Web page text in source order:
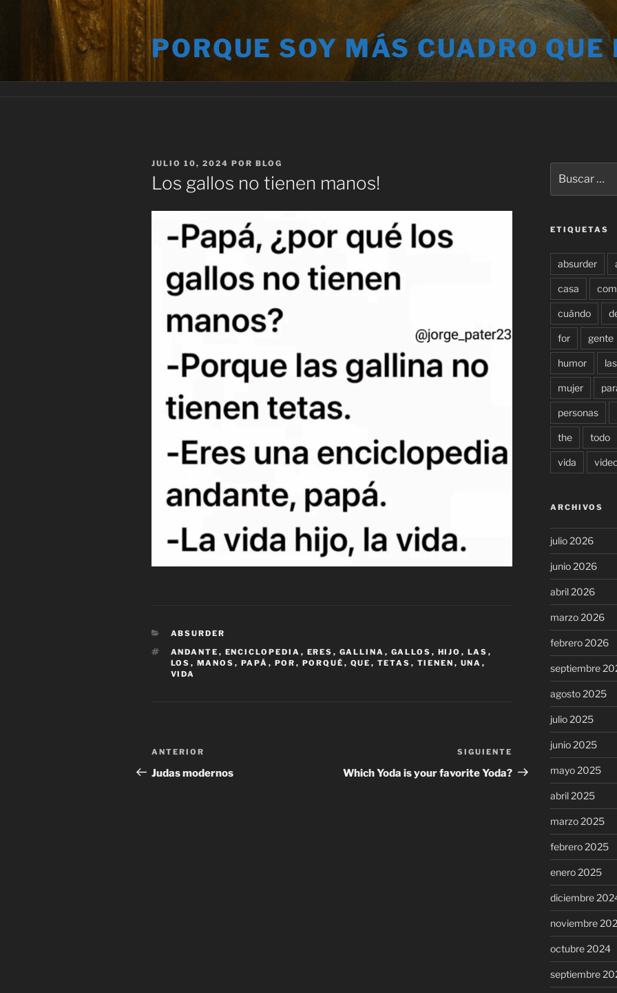
PORQUE SOY MÁS CUADRO QUE
PUBLICADO
EL
JULIO 10, 2024 POR BLOG
Los gallos no tienen manos!
CATEGORÍAS
ABSURDER
ETIQUETAS
ANDANTE , ENCICLOPEDIA , ERES , GALLINA , GALLOS , HIJO , LAS ,
LOS , MANOS , PAPÁ , POR , PORQUÉ , QUE , TETAS , TIENEN , UNA ,
VIDA
Navegación
de
Entrada
anterior:
ANTERIOR
Judas modernos
Siguiente
entrada
SIGUIENTE
Which Yoda is your favorite Yoda?
por:
ETIQUETAS
absurder
casa
cuándo
for gente
humor las
mujer
personas
the todo
vida
ARCHIVOS
julio 2026
junio 2026
abril 2026
marzo 2026
febrero 2026
septiembre
agosto 2025
julio 2025
junio 2025
mayo 2025
abril 2025
marzo 2025
febrero 2025
enero 2025
diciembre
noviembre
octubre 2024
septiembre